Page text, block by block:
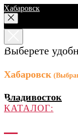
Хабаровск
Выберете
Хабаровск
Владивосток
КАТАЛОГ: